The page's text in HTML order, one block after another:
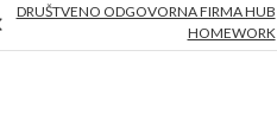
DRUŠTVENO ODGOVORNA FIRMA HUB
HOMEWORK